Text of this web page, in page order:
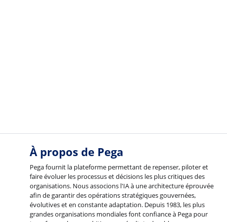
À propos de Pega
Pega fournit la plateforme permettant de repenser, piloter et
faire évoluer les processus et décisions les plus critiques des
organisations. Nous associons l'IA à une architecture éprouvée
afin de garantir des opérations stratégiques gouvernées,
évolutives et en constante adaptation. Depuis 1983, les plus
grandes organisations mondiales font confiance à Pega pour